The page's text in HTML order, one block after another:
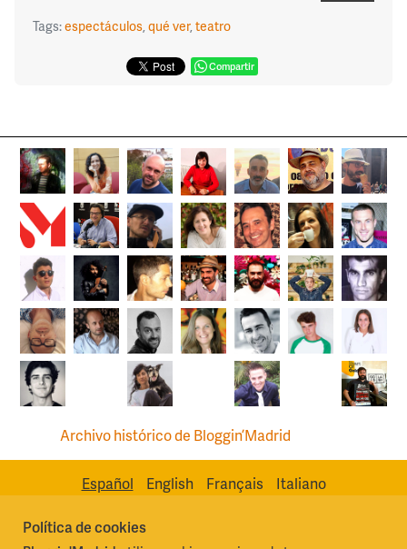
Tags:espectáculos,qué ver,teatro
Compartir
Archivo histórico de Bloggin’Madrid
Español English Français Italiano
Política de cookies